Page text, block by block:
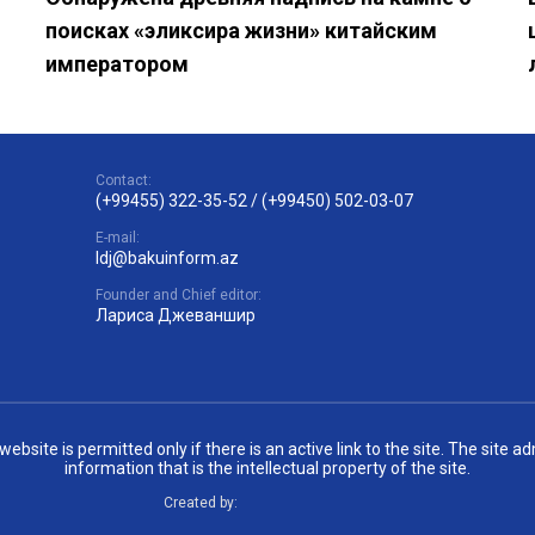
поисках «эликсира жизни» китайским
императором
Contact:
(+99455) 322-35-52 /(+99450) 502-03-07
E-mail:
ldj@bakuinform.az
Founder and Chief editor:
Лариса Джеваншир
is permitted only if there is an active link to the site. The site
information that is the intellectual property of the site.
Created by: